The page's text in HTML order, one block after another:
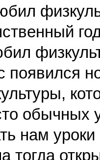
появился
обычных
нам
тогда